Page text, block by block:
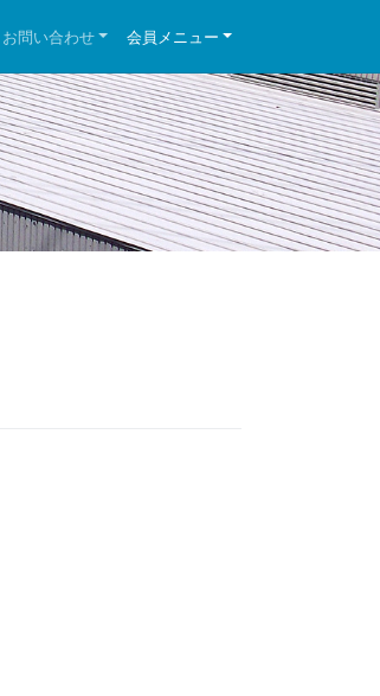
お問い合わせ 会員メニュー